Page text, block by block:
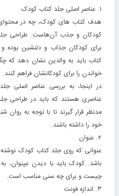
۱. عناصر اصلی جلد کتاب کودک
هدف کتاب های کودک، چه در محتوای
کودکان و جذب آن‌هاست. طراحی
برای کودکان جذاب و دلنشین بوده
کتاب باید به والدین نشان دهد که
خواندن را برای کودکانشان فراهم کنند.
در اینجا، به بررسی عناصر اصلی
عناصری هستند که باید در طراحی
مدنظر قرار گیرند تا با توجه به
خود را داشته باشند.
۲. عنوان
عنوانی که روی جلد کتاب کودک
باشد. کودک باید با دیدن عپنوان،
چیست و برای چه سنی مناسب است.
۳. اندازه فونت